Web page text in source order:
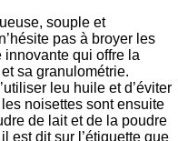
souple et
pas à broyer les
innovante qui offre la
sa granulométrie.
leu huile et d’éviter
noisettes sont ensuite
de lait et de la poudre
est dit sur l’étiquette que